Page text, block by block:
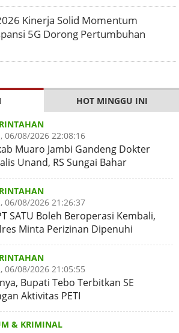
Kinerja Solid Momentum
5G Dorong Pertumbuhan
HOT MINGGU INI
06/08/2026 22:08:16
Muaro Jambi Gandeng Dokter
Unand, RS Sungai Bahar
Naik Kelas
06/08/2026 21:26:37
SATU Boleh Beroperasi Kembali,
Minta Perizinan Dipenuhi
06/08/2026 21:05:55
Bupati Tebo Terbitkan SE
Aktivitas PETI
& KRIMINAL